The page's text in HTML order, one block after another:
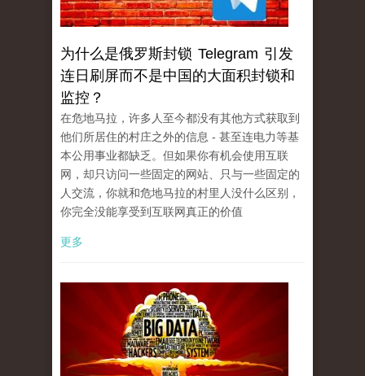
为什么是俄罗斯封锁 Telegram 引发
连日刷屏而不是中国的大面积封锁和
监控？
在危地马拉，许多人至今都没有其他方式获取到
他们所居住的村庄之外的信息 - 甚至连电力等基
本公用事业都缺乏。但如果你有机会使用互联
网，却只访问一些固定的网站、只与一些固定的
人交流，你就和危地马拉的村里人没什么区别，
你完全没能享受到互联网真正的价值
更多